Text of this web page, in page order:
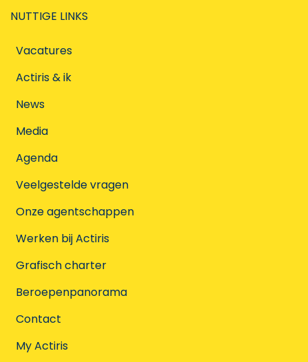
NUTTIGE LINKS
Vacatures
Actiris & ik
News
Media
Agenda
Veelgestelde vragen
Onze agentschappen
Werken bij Actiris
Grafisch charter
Beroepenpanorama
Contact
My Actiris